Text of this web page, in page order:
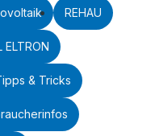
REHAU
ELTRON
& Tricks